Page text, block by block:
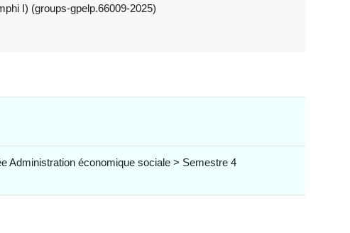
I) (groups-gpelp.66009-2025)
Administration économique sociale > Semestre 4